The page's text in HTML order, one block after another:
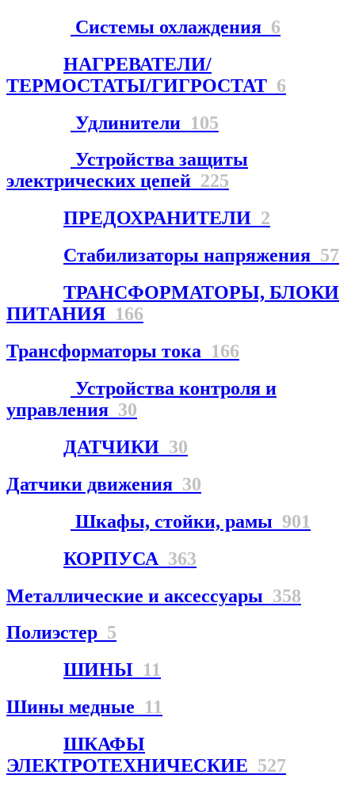
Системы охлаждения 6
НАГРЕВАТЕЛИ/
ТЕРМОСТАТЫ/ГИГРОСТАТ 6
Удлинители 105
Устройства защиты
электрических цепей 225
ПРЕДОХРАНИТЕЛИ 2
Стабилизаторы напряжения 57
ТРАНСФОРМАТОРЫ, БЛОКИ
ПИТАНИЯ 166
Трансформаторы тока 166
Устройства контроля и
управления 30
ДАТЧИКИ 30
Датчики движения 30
Шкафы, стойки, рамы 901
КОРПУСА 363
Металлические и аксессуары 358
Полиэстер 5
ШИНЫ 11
Шины медные 11
ШКАФЫ
ЭЛЕКТРОТЕХНИЧЕСКИЕ 527